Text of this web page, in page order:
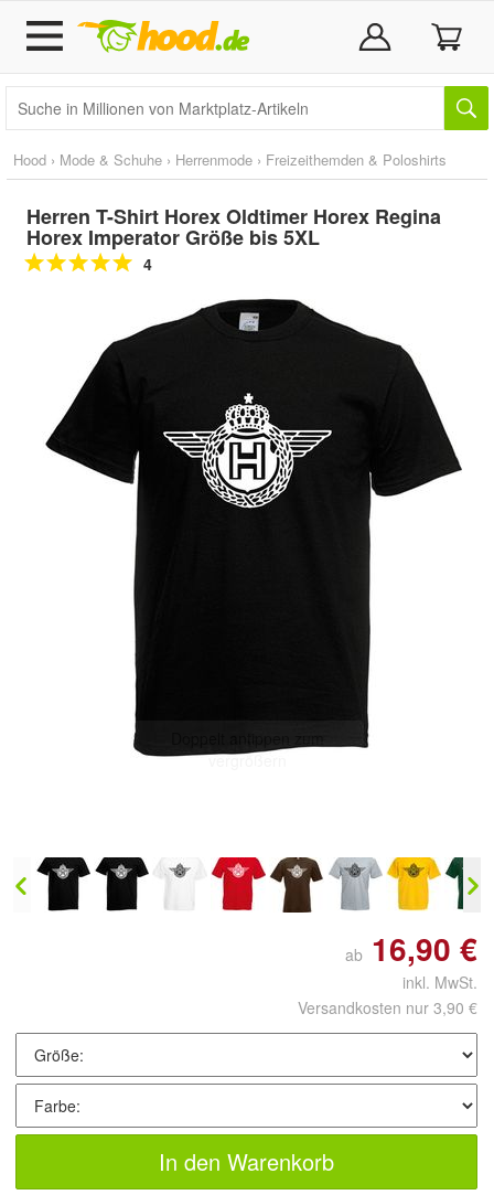
Hood › Mode & Schuhe › Herrenmode › Freizeithemden & Poloshirts
Herren T-Shirt Horex Oldtimer Horex Regina
Horex Imperator Größe bis 5XL
4
vergrößern
ab 16,90 €
inkl. MwSt.
Versandkosten nur 3,90 €
In den Warenkorb